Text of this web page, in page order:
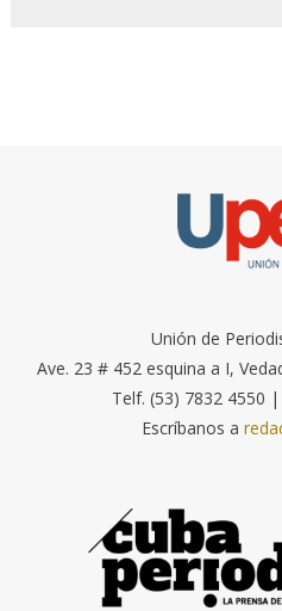
Unión de
Ave. 23 # 452 esquina a I,
Telf. (53) 7832 4550
Escríbanos a